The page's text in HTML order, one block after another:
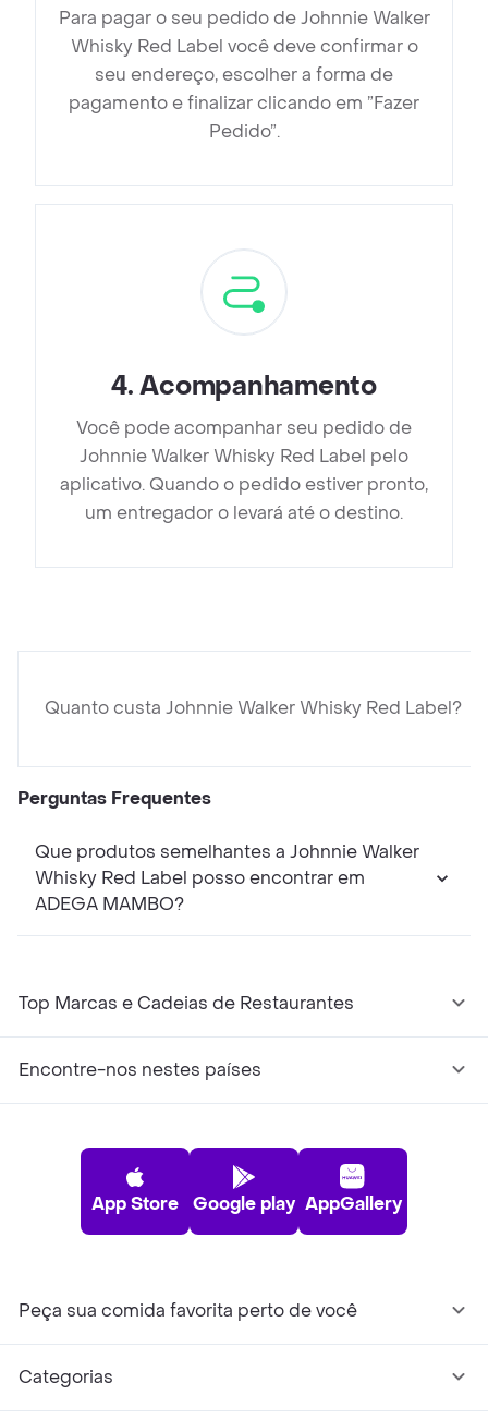
Para pagar o seu pedido de Johnnie Walker
Whisky Red Label você deve confirmar o
seu endereço, escolher a forma de
pagamento e finalizar clicando em ”Fazer
Pedido”.
4.Acompanhamento
Você pode acompanhar seu pedido de
Johnnie Walker Whisky Red Label pelo
aplicativo. Quando o pedido estiver pronto,
um entregador o levará até o destino.
Quanto custa Johnnie Walker Whisky Red Label?
Perguntas Frequentes
Que produtos semelhantes a Johnnie Walker
Whisky Red Label posso encontrar em
ADEGA MAMBO?
Top Marcas e Cadeias de Restaurantes
Encontre-nos nestes países
App Store Google play AppGallery
Peça sua comida favorita perto de você
Categorias